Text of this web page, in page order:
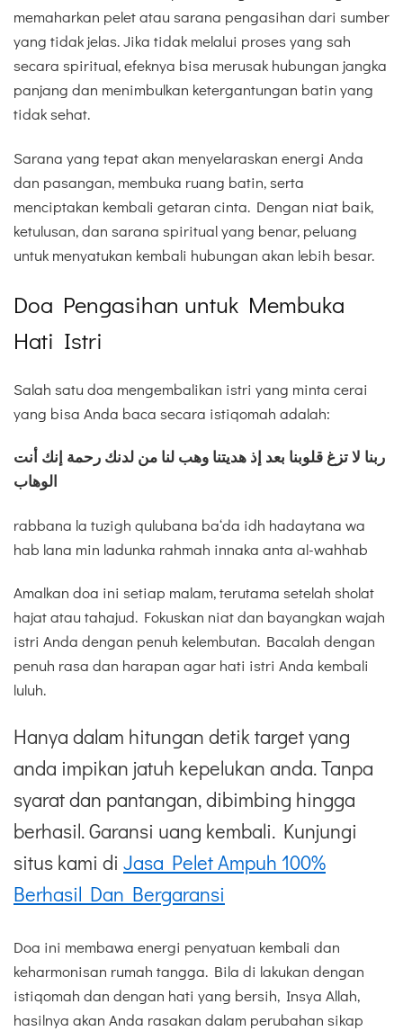
memaharkan pelet atau sarana pengasihan dari sumber
yang tidak jelas. Jika tidak melalui proses yang sah
secara spiritual, efeknya bisa merusak hubungan jangka
panjang dan menimbulkan ketergantungan batin yang
tidak sehat.
Sarana yang tepat akan menyelaraskan energi Anda
dan pasangan, membuka ruang batin, serta
menciptakan kembali getaran cinta. Dengan niat baik,
ketulusan, dan sarana spiritual yang benar, peluang
untuk menyatukan kembali hubungan akan lebih besar.
Doa Pengasihan untuk Membuka
Hati Istri
Salah satu doa mengembalikan istri yang minta cerai
yang bisa Anda baca secara istiqomah adalah:
ربنا لا تزغ قلوبنا بعد إذ هديتنا وهب لنا من لدنك رحمة إنك أنت
الوهاب
rabbana la tuzigh qulubana ba‘da idh hadaytana wa
hab lana min ladunka rahmah innaka anta al-wahhab
Amalkan doa ini setiap malam, terutama setelah sholat
hajat atau tahajud. Fokuskan niat dan bayangkan wajah
istri Anda dengan penuh kelembutan. Bacalah dengan
penuh rasa dan harapan agar hati istri Anda kembali
luluh.
Hanya dalam hitungan detik target yang
anda impikan jatuh kepelukan anda. Tanpa
syarat dan pantangan, dibimbing hingga
berhasil. Garansi uang kembali. Kunjungi
situs kami di Jasa Pelet Ampuh 100%
Berhasil Dan Bergaransi
Doa ini membawa energi penyatuan kembali dan
keharmonisan rumah tangga. Bila di lakukan dengan
istiqomah dan dengan hati yang bersih, Insya Allah,
hasilnya akan Anda rasakan dalam perubahan sikap